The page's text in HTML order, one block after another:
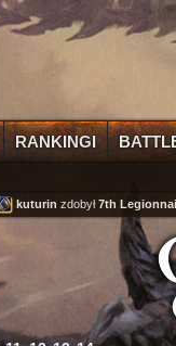
RANKINGI
kuturinzdobył7th